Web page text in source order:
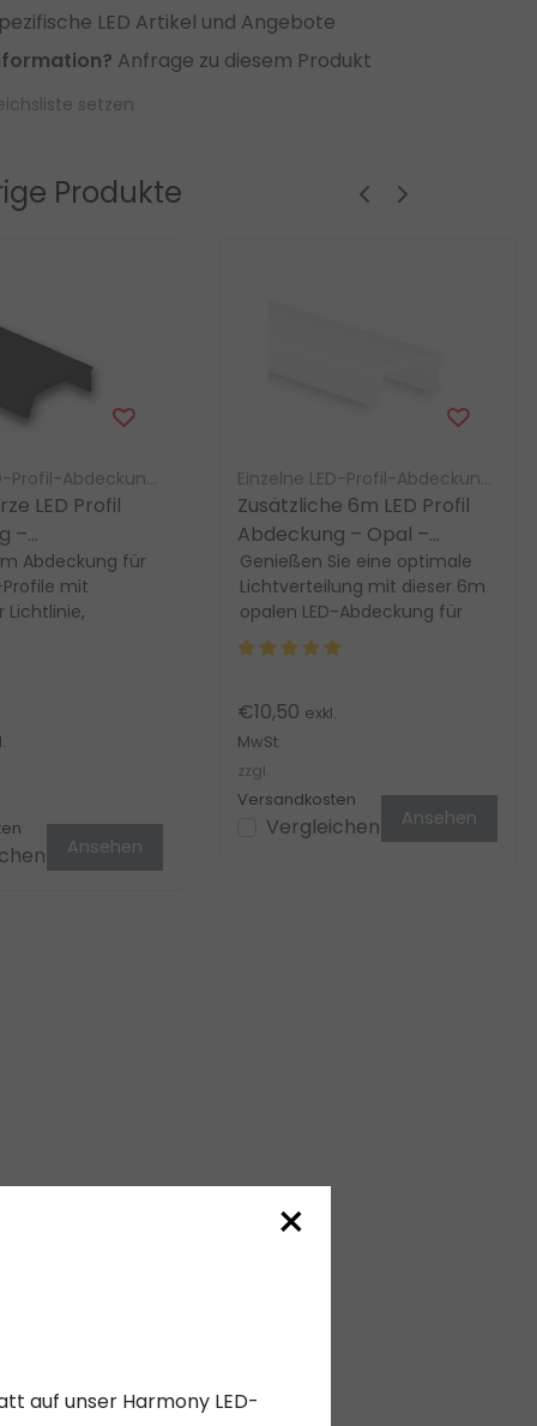
LED Artikel und Angebote
Anfrage zu diesem Produkt
setzen
Produkte
Einzelne LED-Profil-Abdeckung LED Gigant
LED Profil
–
Abdeckung für
Profile mit
Lichtlinie,
Ansehen
Einzelne LED-Profil-Abdeckung LED Gigant
Zusätzliche 6m LED Profil
Abdeckung – Opal –
SLIM08ALU /
SLIM08SCHWARZ
Genießen Sie eine optimale
Lichtverteilung mit dieser 6m
opalen LED-Abdeckung für
Slim08-Profile. Hohe
Lichtdurchlässigk...
€10,50 exkl.
MwSt.
zzgl.
Versandkosten
Vergleichen Ansehen
×
auf unser Harmony LED-